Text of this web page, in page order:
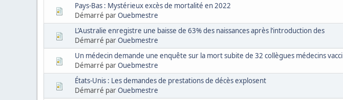
Pays-Bas : Mystérieux excès de mortalité en 2022
Démarré parOuebmestre
L’Australie enregistre une baisse de 63% des naissances après l’introduction des
Démarré parOuebmestre
Un médecin demande une enquête sur la mort subite de 32 collègues médecins vacci
Démarré parOuebmestre
États-Unis : Les demandes de prestations de décès explosent
Démarré parOuebmestre